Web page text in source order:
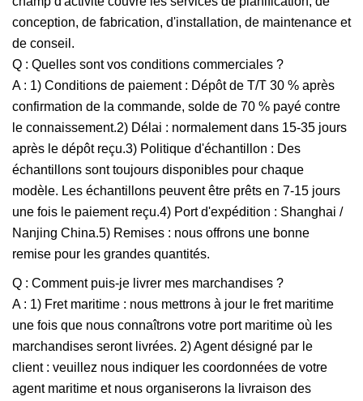
conception, de fabrication, d'installation, de maintenance et
de conseil.
Q : Quelles sont vos conditions commerciales ?
A : 1) Conditions de paiement : Dépôt de T/T 30 % après
confirmation de la commande, solde de 70 % payé contre
le connaissement.2) Délai : normalement dans 15-35 jours
après le dépôt reçu.3) Politique d'échantillon : Des
échantillons sont toujours disponibles pour chaque
modèle. Les échantillons peuvent être prêts en 7-15 jours
une fois le paiement reçu.4) Port d'expédition : Shanghai /
Nanjing China.5) Remises : nous offrons une bonne
remise pour les grandes quantités.
Q : Comment puis-je livrer mes marchandises ?
A : 1) Fret maritime : nous mettrons à jour le fret maritime
une fois que nous connaîtrons votre port maritime où les
marchandises seront livrées. 2) Agent désigné par le
client : veuillez nous indiquer les coordonnées de votre
agent maritime et nous organiserons la livraison des